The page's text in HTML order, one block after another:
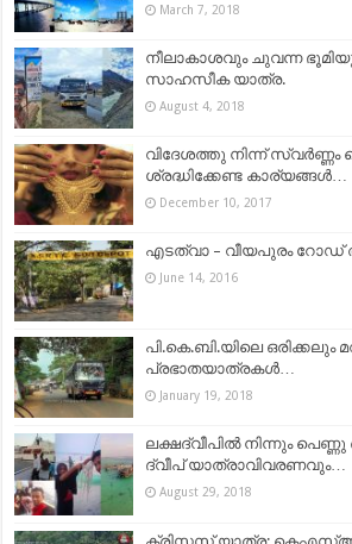
March 7, 2018
നീലാകാശവും ചുവന്ന
സാഹസീക യാത്ര.
August 4, 2018
വിദേശത്തു നിന്ന്
ശ്രദ്ധിക്കേണ്ട കാര്യങ്ങള്‍…
December 10, 2017
എടത്വാ – വീയപുരം
June 14, 2016
പി.കെ.ബി.യിലെ ഒരിക്കലും
പ്രഭാതയാത്രകള്‍…
January 19, 2018
ലക്ഷദ്വീപിൽ നിന്നും
ദ്വീപ് യാത്രാവിവരണവും…
August 29, 2018